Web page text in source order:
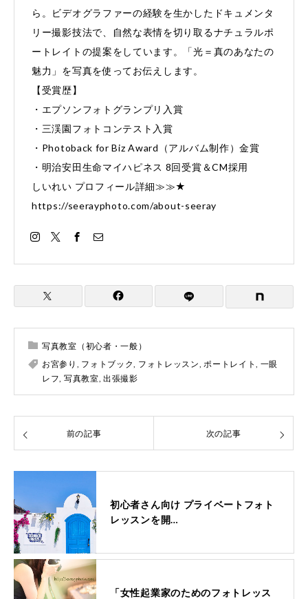
ら。ビデオグラファーの経験を生かしたドキュメンタ
リー撮影技法で、自然な表情を切り取るナチュラルポ
ートレイトの提案をしています。「光＝真のあなたの
魅力」を写真を使ってお伝えします。
【受賞歴】
・エプソンフォトグランプリ入賞
・三渓園フォトコンテスト入賞
・Photoback for Biz Award（アルバム制作）金賞
・明治安田生命マイハピネス 8回受賞＆CM採用
しいれい プロフィール詳細≫≫★
https://seerayphoto.com/about-seeray
写真教室（初心者・一般）
お宮参り
フォトブック フォトレッスン ポートレイト
一眼
レフ 写真教室 ,出張撮影
前の記事 次の記事
初心者さん向け プライベートフォト
レッスンを開…
「女性起業家のためのフォトレッス